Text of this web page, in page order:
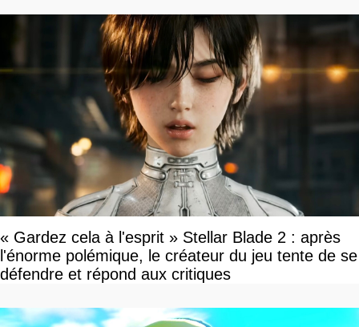
« Gardez cela à l'esprit » Stellar Blade 2 : après
l'énorme polémique, le créateur du jeu tente de se
défendre et répond aux critiques